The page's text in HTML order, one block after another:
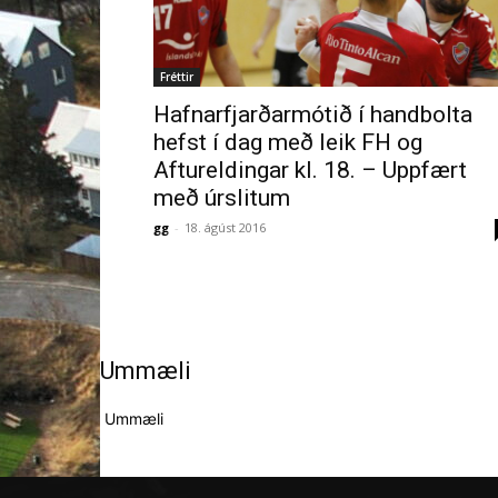
Fréttir
Hafnarfjarðarmótið í handbolta
hefst í dag með leik FH og
Aftureldingar kl. 18. – Uppfært
með úrslitum
gg - 18. ágúst 2016
Ummæli
Ummæli